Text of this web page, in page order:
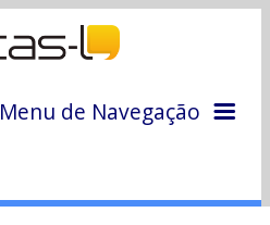
Menu de Navegação